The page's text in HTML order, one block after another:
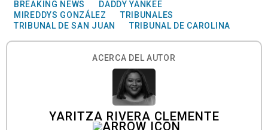
BREAKING NEWS
DADDY YANKEE
MIREDDYS GONZÁLEZ
TRIBUNALES
TRIBUNAL DE SAN JUAN
TRIBUNAL DE CAROLINA
ACERCA DEL AUTOR
YARITZA RIVERA CLEMENTE